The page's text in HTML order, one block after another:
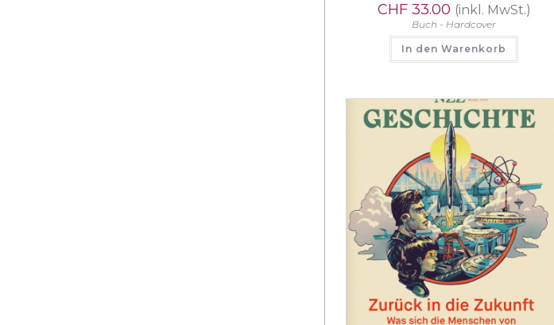
CHF33.00 (inkl. MwSt.)
Buch - Hardcover
In den Warenkorb